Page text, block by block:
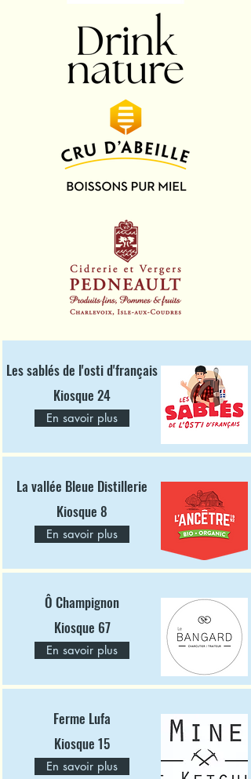
Les sablés de l'osti d'français
Kiosque 24
En savoir plus
La vallée Bleue Distillerie
Kiosque 8
En savoir plus
​Ô Champignon
Kiosque 67
En savoir plus
Ferme Lufa
Kiosque 15
En savoir plus